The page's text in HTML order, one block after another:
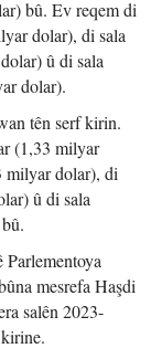
bû. Ev reqem di
dolar), di sala
û di sala
dolar).
tên serf kirin.
(1,33 milyar
milyar dolar), di
û di sala
mesrefa Haşdi
salên 2023-